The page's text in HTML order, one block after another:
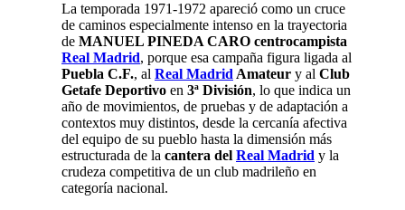
La temporada 1971-1972 apareció como un cruce
de caminos especialmente intenso en la trayectoria
de MANUEL PINEDA CARO centrocampista
Real Madrid, porque esa campaña figura ligada al
Puebla C.F., al Real Madrid Amateur y al Club
Getafe Deportivo en 3ª División, lo que indica un
año de movimientos, de pruebas y de adaptación a
contextos muy distintos, desde la cercanía afectiva
del equipo de su pueblo hasta la dimensión más
estructurada de la cantera del Real Madrid y la
crudeza competitiva de un club madrileño en
categoría nacional.